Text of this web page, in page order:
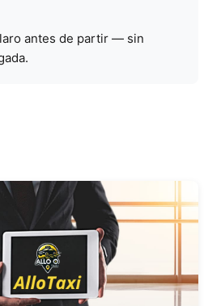
antes de partir — sin